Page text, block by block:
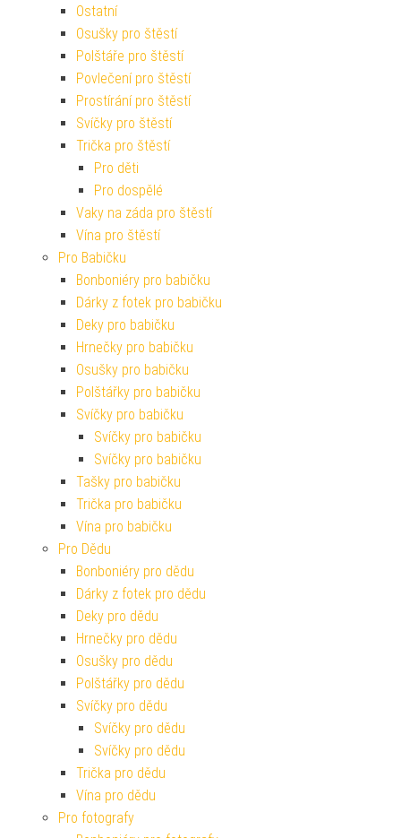
Ostatní
Osušky pro štěstí
Polštáře pro štěstí
Povlečení pro štěstí
Prostírání pro štěstí
Svíčky pro štěstí
Trička pro štěstí
Pro děti
Pro dospělé
Vaky na záda pro štěstí
Vína pro štěstí
Pro Babičku
Bonboniéry pro babičku
Dárky z fotek pro babičku
Deky pro babičku
Hrnečky pro babičku
Osušky pro babičku
Polštářky pro babičku
Svíčky pro babičku
Svíčky pro babičku
Svíčky pro babičku
Tašky pro babičku
Trička pro babičku
Vína pro babičku
Pro Dědu
Bonboniéry pro dědu
Dárky z fotek pro dědu
Deky pro dědu
Hrnečky pro dědu
Osušky pro dědu
Polštářky pro dědu
Svíčky pro dědu
Svíčky pro dědu
Svíčky pro dědu
Trička pro dědu
Vína pro dědu
Pro fotografy